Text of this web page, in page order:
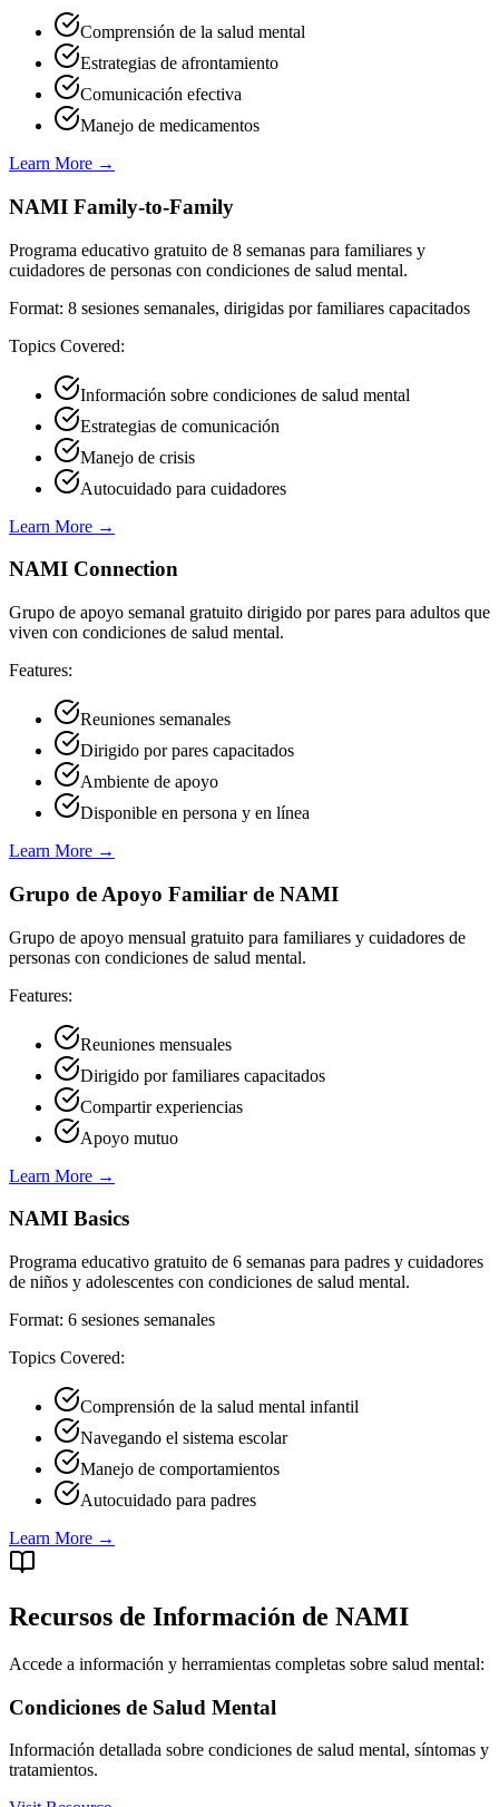
Comprensión de la salud mental
Estrategias de afrontamiento
Comunicación efectiva
Manejo de medicamentos
Learn More →
NAMI Family-to-Family
Programa educativo gratuito de 8 semanas para familiares y
cuidadores de personas con condiciones de salud mental.
Format: 8 sesiones semanales, dirigidas por familiares capacitados
Topics Covered:
Información sobre condiciones de salud mental
Estrategias de comunicación
Manejo de crisis
Autocuidado para cuidadores
Learn More →
NAMI Connection
Grupo de apoyo semanal gratuito dirigido por pares para adultos que
viven con condiciones de salud mental.
Features:
Reuniones semanales
Dirigido por pares capacitados
Ambiente de apoyo
Disponible en persona y en línea
Learn More →
Grupo de Apoyo Familiar de NAMI
Grupo de apoyo mensual gratuito para familiares y cuidadores de
personas con condiciones de salud mental.
Features:
Reuniones mensuales
Dirigido por familiares capacitados
Compartir experiencias
Apoyo mutuo
Learn More →
NAMI Basics
Programa educativo gratuito de 6 semanas para padres y cuidadores
de niños y adolescentes con condiciones de salud mental.
Format: 6 sesiones semanales
Topics Covered:
Comprensión de la salud mental infantil
Navegando el sistema escolar
Manejo de comportamientos
Autocuidado para padres
Learn More →
Recursos de Información de NAMI
Accede a información y herramientas completas sobre salud mental:
Condiciones de Salud Mental
Información detallada sobre condiciones de salud mental, síntomas y
tratamientos.